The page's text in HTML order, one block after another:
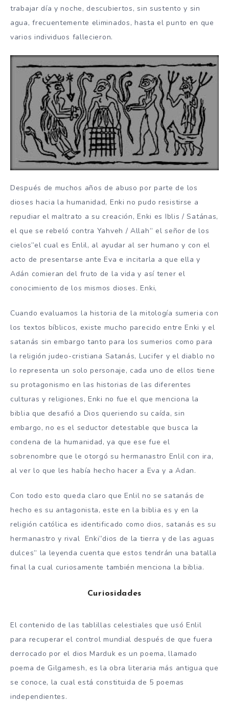
trabajar día y noche, descubiertos, sin sustento y sin
agua, frecuentemente eliminados, hasta el punto en que
varios individuos fallecieron.
Después de muchos años de abuso por parte de los
dioses hacia la humanidad, Enki no pudo resistirse a
repudiar el maltrato a su creación, Enki es Iblis / Satánas,
el que se rebeló contra Yahveh / Allah” el señor de los
cielos”el cual es Enlil, al ayudar al ser humano y con el
acto de presentarse ante Eva e incitarla a que ella y
Adán comieran del fruto de la vida y así tener el
conocimiento de los mismos dioses. Enki,
Cuando evaluamos la historia de la mitología sumeria con
los textos bíblicos, existe mucho parecido entre Enki y el
satanás sin embargo tanto para los sumerios como para
la religión judeo-cristiana Satanás, Lucifer y el diablo no
lo representa un solo personaje, cada uno de ellos tiene
su protagonismo en las historias de las diferentes
culturas y religiones, Enki no fue el que menciona la
biblia que desafió a Dios queriendo su caída, sin
embargo, no es el seductor detestable que busca la
condena de la humanidad, ya que ese fue el
sobrenombre que le otorgó su hermanastro Enlil con ira,
al ver lo que les había hecho hacer a Eva y a Adan.
Con todo esto queda claro que Enlil no se satanás de
hecho es su antagonista, este en la biblia es y en la
religión católica es identificado como dios, satanás es su
hermanastro y rival Enki”dios de la tierra y de las aguas
dulces” la leyenda cuenta que estos tendrán una batalla
final la cual curiosamente también menciona la biblia.
Curiosidades
El contenido de las tablillas celestiales que usó Enlil
para recuperar el control mundial después de que fuera
derrocado por el dios Marduk es un poema, llamado
poema de Gilgamesh, es la obra literaria más antigua que
se conoce, la cual está constituida de 5 poemas
independientes.